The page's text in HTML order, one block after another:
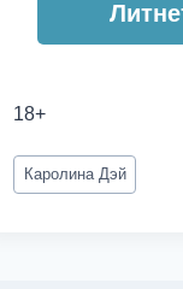
18+
Метки
записи:
Каролина Дэй